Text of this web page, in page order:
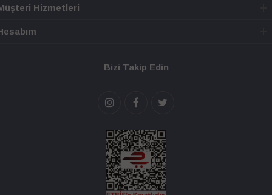
Hizmetleri
Bizi Takip Edin